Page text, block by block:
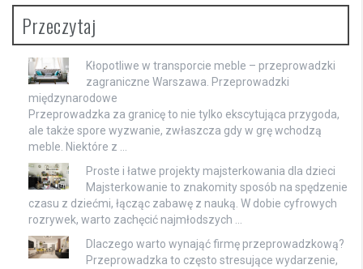
Przeczytaj
Kłopotliwe w transporcie meble – przeprowadzki
zagraniczne Warszawa. Przeprowadzki
międzynarodowe
Przeprowadzka za granicę to nie tylko ekscytująca przygoda,
ale także spore wyzwanie, zwłaszcza gdy w grę wchodzą
meble. Niektóre z …
Proste i łatwe projekty majsterkowania dla dzieci
Majsterkowanie to znakomity sposób na spędzenie
czasu z dziećmi, łącząc zabawę z nauką. W dobie cyfrowych
rozrywek, warto zachęcić najmłodszych …
Dlaczego warto wynająć firmę przeprowadzkową?
Przeprowadzka to często stresujące wydarzenie,